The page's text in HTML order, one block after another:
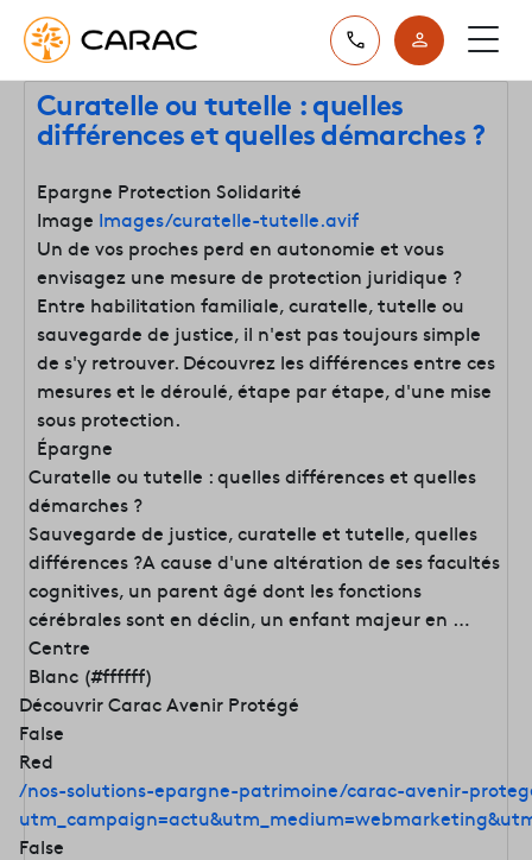
Curatelle ou tutelle : quelles
différences et quelles démarches ?
Epargne Protection Solidarité
Image Images/curatelle-tutelle.avif
Un de vos proches perd en autonomie et vous
envisagez une mesure de protection juridique ?
Entre habilitation familiale, curatelle, tutelle ou
sauvegarde de justice, il n'est pas toujours simple
de s'y retrouver. Découvrez les différences entre ces
mesures et le déroulé, étape par étape, d'une mise
sous protection.
Épargne
Curatelle ou tutelle : quelles différences et quelles
démarches ?
Sauvegarde de justice, curatelle et tutelle, quelles
différences ?A cause d'une altération de ses facultés
cognitives, un parent âgé dont les fonctions
cérébrales sont en déclin, un enfant majeur en …
Centre
Blanc (#ffffff)
Découvrir Carac Avenir Protégé
False
Red
/nos-solutions-epargne-patrimoine/carac-avenir-
False
Paramétrer vos préférences sur les cookies